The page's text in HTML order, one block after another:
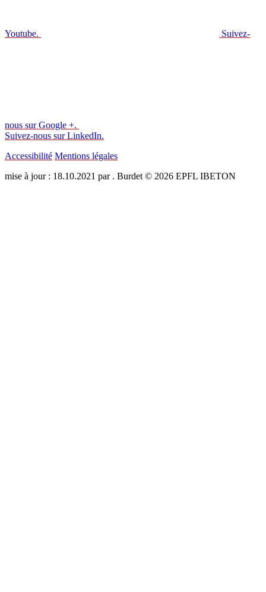
Youtube. Suivez-
nous sur Google +.
Suivez-nous sur LinkedIn.
Accessibilité Mentions légales
mise à jour : 18.10.2021 par . Burdet © 2026 EPFL IBETON